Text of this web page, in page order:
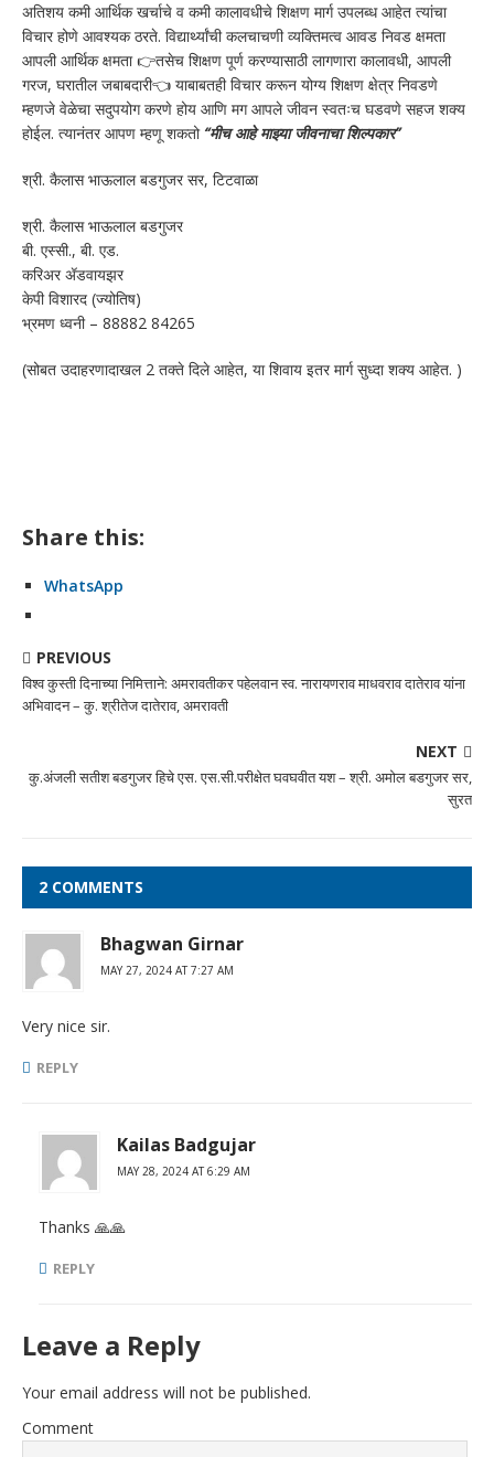
अतिशय कमी आर्थिक खर्चाचे व कमी कालावधीचे शिक्षण मार्ग उपलब्ध आहेत त्यांचा
विचार होणे आवश्यक ठरते. विद्यार्थ्यांची कलचाचणी व्यक्तिमत्व आवड निवड क्षमता
आपली आर्थिक क्षमता 👉तसेच शिक्षण पूर्ण करण्यासाठी लागणारा कालावधी, आपली
गरज, घरातील जबाबदारी👈 याबाबतही विचार करून योग्य शिक्षण क्षेत्र निवडणे
म्हणजे वेळेचा सदुपयोग करणे होय आणि मग आपले जीवन स्वतःच घडवणे सहज शक्य
होईल. त्यानंतर आपण म्हणू शकतो “मीच आहे माझ्या जीवनाचा शिल्पकार”
श्री. कैलास भाऊलाल बडगुजर सर, टिटवाळा
श्री. कैलास भाऊलाल बडगुजर
बी. एस्सी., बी. एड.
करिअर ॲडवायझर
केपी विशारद (ज्योतिष)
भ्रमण ध्वनी – 88882 84265
(सोबत उदाहरणादाखल 2 तक्ते दिले आहेत, या शिवाय इतर मार्ग सुध्दा शक्य आहेत. )
Share this:
WhatsApp
PREVIOUS
विश्व कुस्ती दिनाच्या निमित्ताने: अमरावतीकर पहेलवान स्व. नारायणराव माधवराव दातेराव यांना
अभिवादन – कु. श्रीतेज दातेराव, अमरावती
NEXT
कु.अंजली सतीश बडगुजर हिचे एस. एस.सी.परीक्षेत घवघवीत यश – श्री. अमोल बडगुजर सर,
सुरत
2 COMMENTS
Bhagwan Girnar
MAY 27, 2024 AT 7:27 AM
Very nice sir.
REPLY
Kailas Badgujar
MAY 28, 2024 AT 6:29 AM
Thanks 🙏🙏
REPLY
Leave a Reply
Your email address will not be published.
Comment